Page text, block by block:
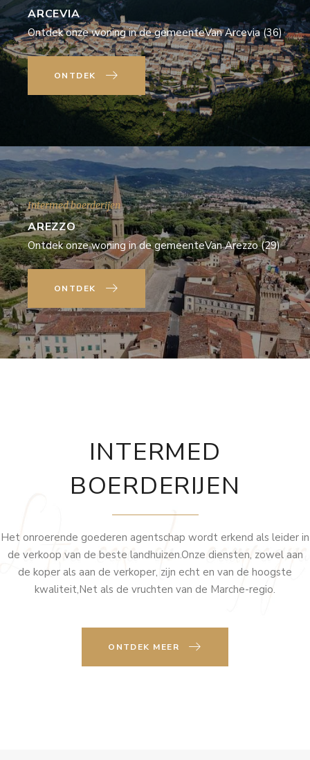
ARCEVIA
Ontdek onze woning in de gemeenteVan Arcevia (36)
ONTDEK
Intermed boerderijen
AREZZO
Ontdek onze woning in de gemeenteVan Arezzo (29)
ONTDEK
INTERMED
BOERDERIJEN
Het onroerende goederen agentschap wordt erkend als leider in
de verkoop van de beste landhuizen.Onze diensten, zowel aan
de koper als aan de verkoper, zijn echt en van de hoogste
kwaliteit,Net als de vruchten van de Marche-regio.
ONTDEK MEER